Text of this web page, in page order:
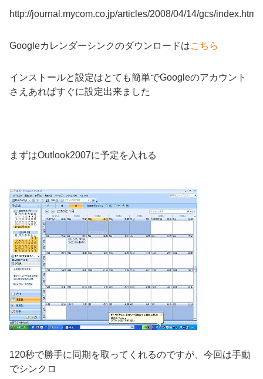
http://journal.mycom.co.jp/articles/2008/04/14/gcs/index.html
Googleカレンダーシンクのダウンロードはこちら
インストールと設定はとても簡単でGoogleのアカウント
さえあればすぐに設定出来ました
まずはOutlook2007に予定を入れる
120秒で勝手に同期を取ってくれるのですが、今回は手動
でシンクロ